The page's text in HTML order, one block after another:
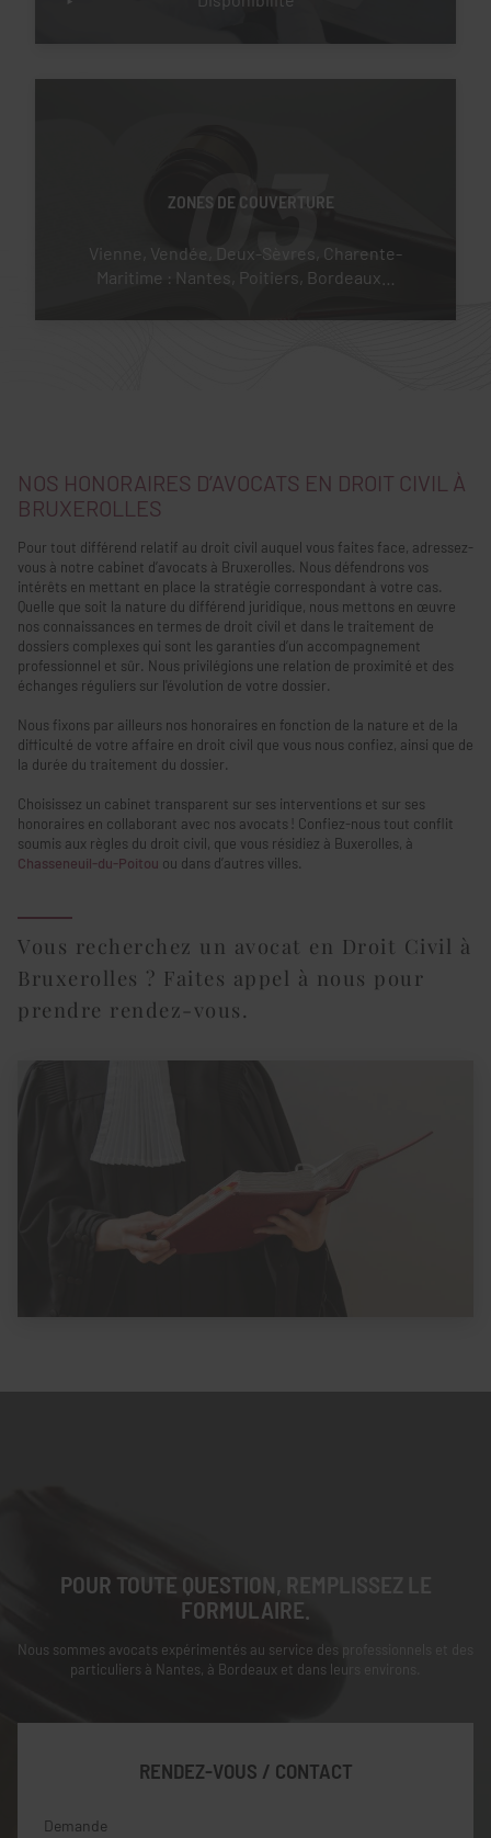
03
ZONES DE COUVERTURE
Vienne, Vendée, Deux-Sèvres, Charente-
Maritime : Nantes, Poitiers, Bordeaux…
NOS HONORAIRES D’AVOCATS EN DROIT CIVIL À
BRUXEROLLES
Pour tout différend relatif au droit civil auquel vous faites face, adressez-
vous à notre cabinet d’avocats à Bruxerolles. Nous défendrons vos
intérêts en mettant en place la stratégie correspondant à votre cas.
Quelle que soit la nature du différend juridique, nous mettons en œuvre
nos connaissances en termes de droit civil et dans le traitement de
dossiers complexes qui sont les garanties d’un accompagnement
professionnel et sûr. Nous privilégions une relation de proximité et des
échanges réguliers sur l'évolution de votre dossier.
Nous fixons par ailleurs nos honoraires en fonction de la nature et de la
difficulté de votre affaire en droit civil que vous nous confiez, ainsi que de
la durée du traitement du dossier.
Choisissez un cabinet transparent sur ses interventions et sur ses
honoraires en collaborant avec nos avocats ! Confiez-nous tout conflit
soumis aux règles du droit civil, que vous résidiez à Buxerolles, à
Chasseneuil-du-Poitou ou dans d’autres villes.
Vous recherchez un avocat en Droit Civil à
Bruxerolles ? Faites appel à nous pour
prendre rendez-vous.
POUR TOUTE QUESTION, REMPLISSEZ LE
FORMULAIRE.
Nous sommes avocats expérimentés au service des professionnels et des
particuliers à Nantes, à Bordeaux et dans leurs environs.
RENDEZ-VOUS / CONTACT
Demande